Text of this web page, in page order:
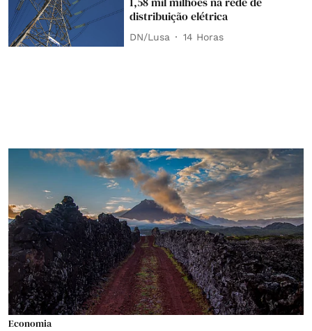
distribuição elétrica
DN/Lusa 14 Horas
Economia